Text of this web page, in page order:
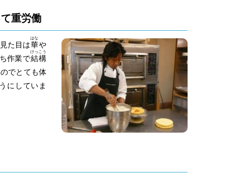
重労働
た目は華
はな
や
作業で結構
けっこう
でとても体
にしていま